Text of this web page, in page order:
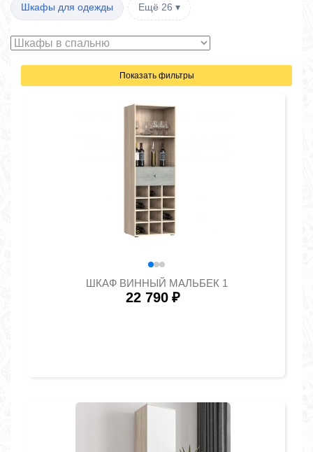
Шкафы для одежды Ещё 26 ▾
Показать фильтры
ШКАФ ВИННЫЙ МАЛЬБЕК 1
22 790 ₽